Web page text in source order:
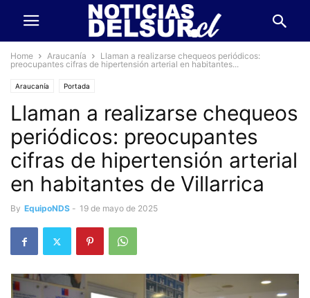
Home Araucanía
Llaman a realizarse chequeos periódicos:
preocupantes cifras de hipertensión arterial en habitantes...
Araucanía Portada
Llaman a realizarse chequeos
periódicos: preocupantes
cifras de hipertensión arterial
en habitantes de Villarrica
By EquipoNDS - 19 de mayo de 2025